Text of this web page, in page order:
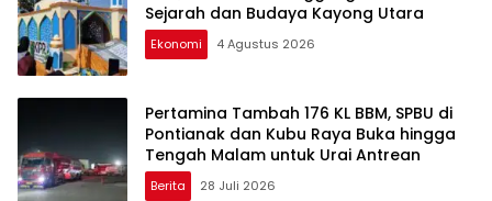
Sejarah dan Budaya Kayong Utara
Ekonomi 4 Agustus 2026
Pertamina Tambah 176 KL BBM, SPBU di
Pontianak dan Kubu Raya Buka hingga
Tengah Malam untuk Urai Antrean
Berita 28 Juli 2026